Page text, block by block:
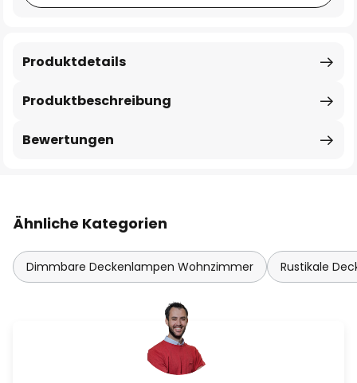
Produktbeschreibung
Produktdetails
Bewertungen
Ähnliche Kategorien
Dimmbare Deckenlampen Wohnzimmer Rustikale